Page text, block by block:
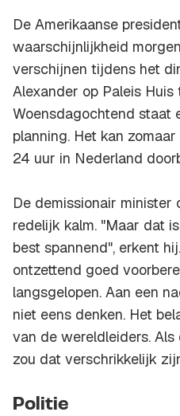
De Amerikaanse
waarschijnlijkheid
verschijnen tijdens het
Alexander op Paleis Huis
Woensdagochtend staat
planning. Het kan
24 uur in Nederland
De demissionair minister
redelijk kalm. "Maar dat
best spannend", erkent
ontzettend goed
langsgelopen. Aan een
niet eens denken. Het
van de wereldleiders.
zou dat verschrikkelijk
Politie